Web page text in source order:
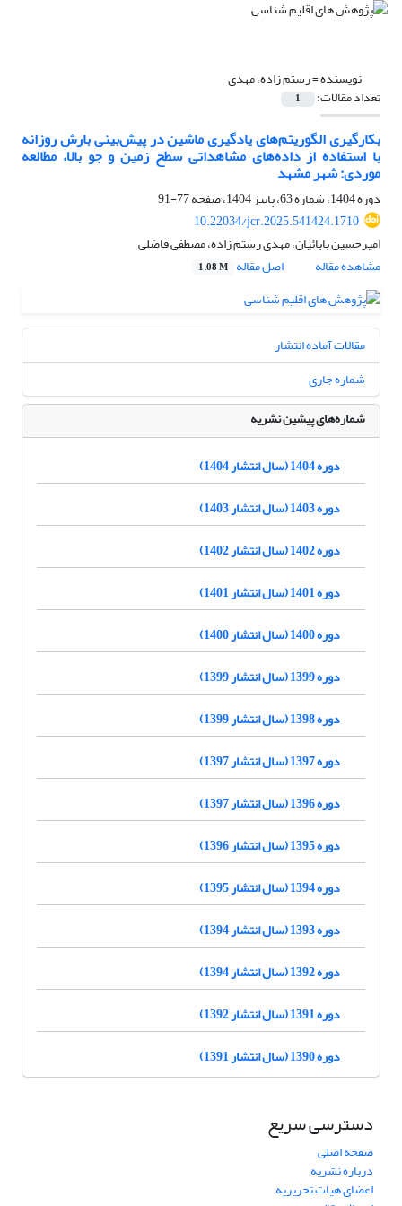
نویسنده =رستم زاده، مهدی
تعداد مقالات: 1
بکارگیری الگوریتم‌های یادگیری ماشین در پیش‌بینی بارش روزانه
با استفاده از داده‌های مشاهداتی سطح زمین و جو بالا، مطالعه
موردی: شهر مشهد
دوره 1404، شماره 63، پاییز 1404، صفحه
77-91
10.22034/jcr.2025.541424.1710
امیرحسین بابائیان، مهدی رستم زاده، مصطفی فاضلی
مشاهده مقاله
اصل مقاله 1.08 M
مقالات آماده انتشار
شماره جاری
شماره‌های پیشین نشریه
دوره 1404 (سال انتشار 1404)
دوره 1403 (سال انتشار 1403)
دوره 1402 (سال انتشار 1402)
دوره 1401 (سال انتشار 1401)
دوره 1400 (سال انتشار 1400)
دوره 1399 (سال انتشار 1399)
دوره 1398 (سال انتشار 1399)
دوره 1397 (سال انتشار 1397)
دوره 1396 (سال انتشار 1397)
دوره 1395 (سال انتشار 1396)
دوره 1394 (سال انتشار 1395)
دوره 1393 (سال انتشار 1394)
دوره 1392 (سال انتشار 1394)
دوره 1391 (سال انتشار 1392)
دوره 1390 (سال انتشار 1391)
دسترسی سریع
صفحه اصلی
درباره نشریه
اعضای هیات تحریریه